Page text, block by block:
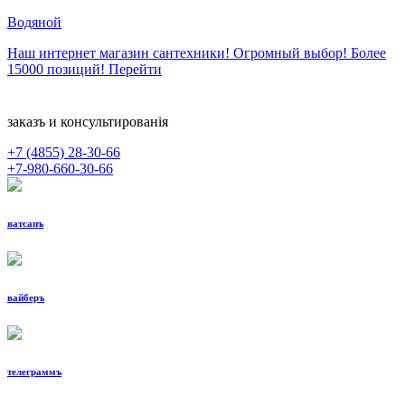
Водяной
Наш интернет магазин сантехники! Огромный выбор! Более
15000 позиций! Перейти
заказъ и консультированiя
+7 (4855) 28-30-66
+7-980-660-30-66
ватсапъ
вайберъ
телеграммъ